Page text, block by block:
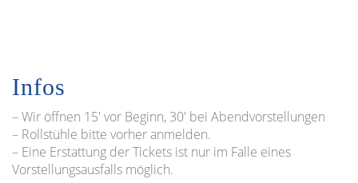
Infos
– Wir öffnen 15′ vor Beginn, 30′ bei Abendvorstellungen
– Rollstühle bitte vorher anmelden.
– Eine Erstattung der Tickets ist nur im Falle eines
Vorstellungsausfalls möglich.